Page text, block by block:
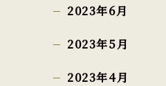
2023年6月
2023年5月
2023年4月